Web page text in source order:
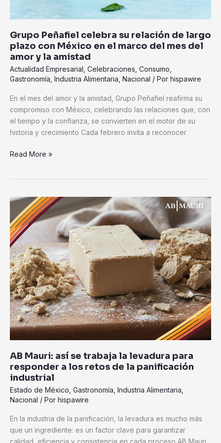
Grupo Peñafiel celebra su relación de largo
plazo con México en el marco del mes del
amor y la amistad
Actualidad Empresarial Celebraciones Consumo
Gastronomía Industria Alimentaria Nacional / Por hispawire
En el mes del amor y la amistad, Grupo Peñafiel reafirma su
compromiso con México, celebrando las relaciones que, con
el tiempo y la confianza, se convierten en el motor de su
historia y crecimiento Cada febrero invita a reconocer
y
amistad
Read More »
AB Mauri: así se trabaja la levadura para
responder a los retos de la panificación
industrial
Estado de México Gastronomía Industria Alimentaria
Nacional / Por hispawire
En la industria de la panificación, la levadura es mucho más
que un ingrediente: es un factor clave para garantizar
AB
Mauri:
así
se
trabaja
la
levadura
para
responder
a
los
retos
de
panificación
industrial